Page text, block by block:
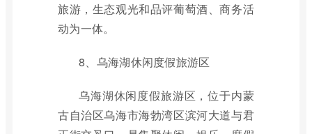
旅游，生态观光和品评葡萄酒、商务活
动为一体。
8、乌海湖休闲度假旅游区
乌海湖休闲度假旅游区，位于内蒙
古自治区乌海市海勃湾区滨河大道与君